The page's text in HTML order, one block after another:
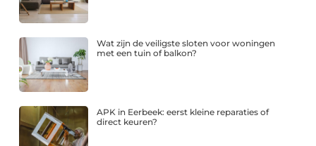
Wat zijn de veiligste sloten voor woningen
met een tuin of balkon?
APK in Eerbeek: eerst kleine reparaties of
direct keuren?